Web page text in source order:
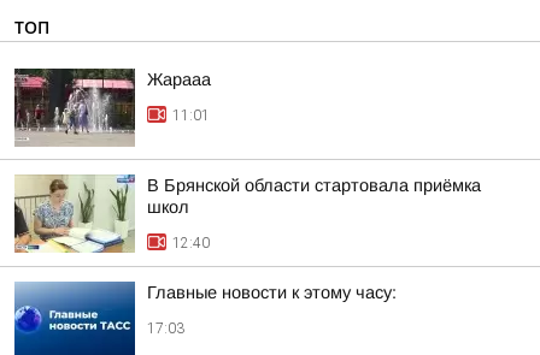
ТОП
Жарааа
11:01
В Брянской области стартовала приёмка
школ
12:40
Главные новости к этому часу:
17:03